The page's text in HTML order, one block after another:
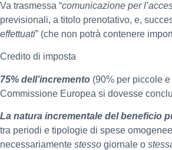
Va trasmessa “comunicazione per
previsionali, a titolo prenotativo, e,
effettuati” (che non potrà contenere
Credito di imposta
75% dell’incremento (90% per piccole
Commissione Europea si dovesse
La natura incrementale del beneficio
tra periodi e tipologie di spese
necessariamente stesso giornale o